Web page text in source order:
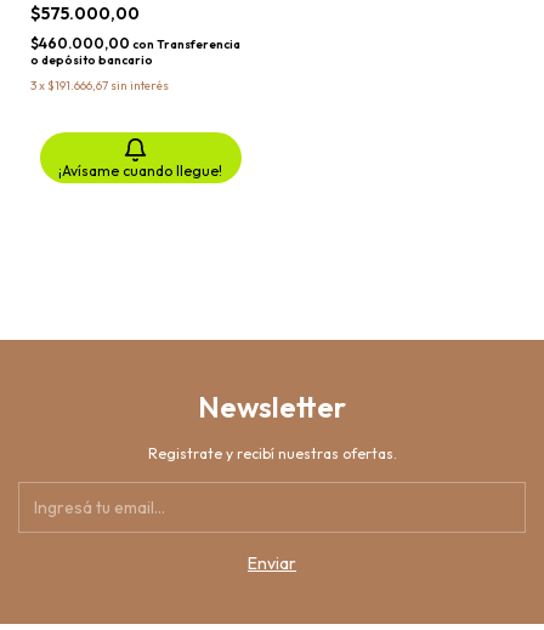
$575.000,00
$460.000,00 con Transferencia
o depósito bancario
3x $191.666,67 sin interés
¡Avísame cuando llegue!
Newsletter
Registrate y recibí nuestras ofertas.